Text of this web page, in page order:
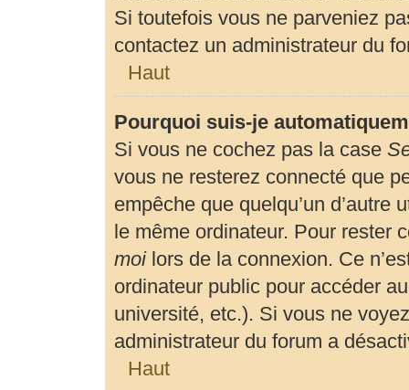
Si toutefois vous ne parveniez
contactez un administrateur du
Haut
Pourquoi suis-je
Si vous ne cochez pas la case
vous ne resterez connecté que
empêche que quelqu’un
le même ordinateur. Pour rester
moilors de la connexion. Ce
ordinateur public pour accéder
université, etc.). Si vous ne
administrateur du forum a
Haut